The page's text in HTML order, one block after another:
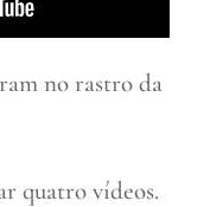
no rastro da
quatro vídeos.